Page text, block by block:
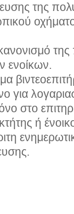
της
της
ενοίκων.
για
στο
ή